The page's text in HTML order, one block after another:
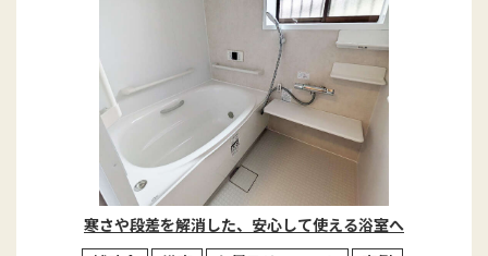
寒さや段差を解消した、安心して使える浴室へ